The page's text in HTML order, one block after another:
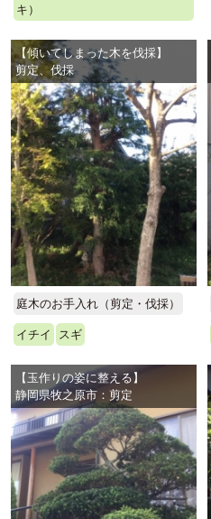
キ）
【傾いてしまった木を伐採】
剪定、伐採
庭木のお手入れ（剪定・伐採）
イチイ スギ
【玉作りの姿に整える】
静岡県牧之原市：剪定